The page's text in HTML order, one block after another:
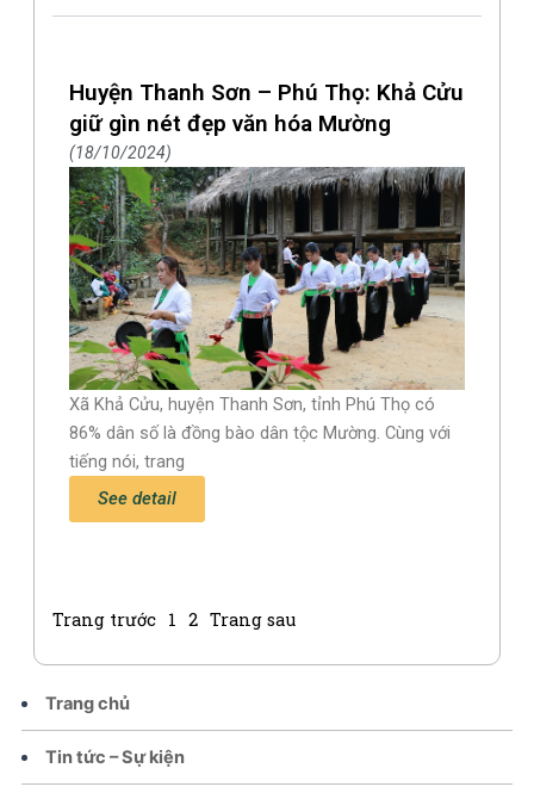
Trang chủ
Tin tức – Sự kiện
Huyện Thanh Sơn – Phú Thọ: Khả Cửu
giữ gìn nét đẹp văn hóa Mường
18/10/2024
Xã Khả Cửu, huyện Thanh Sơn, tỉnh Phú Thọ có
86% dân số là đồng bào dân tộc Mường. Cùng với
tiếng nói, trang
See detail
Trang trước 1 2 Trang sau